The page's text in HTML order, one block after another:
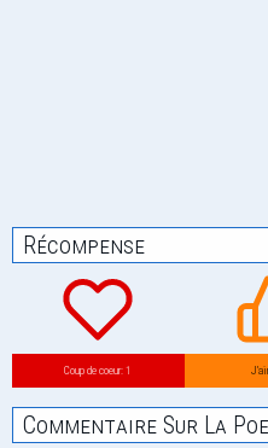
Récompense
Coup de coeur: 1
Commentaire Sur La